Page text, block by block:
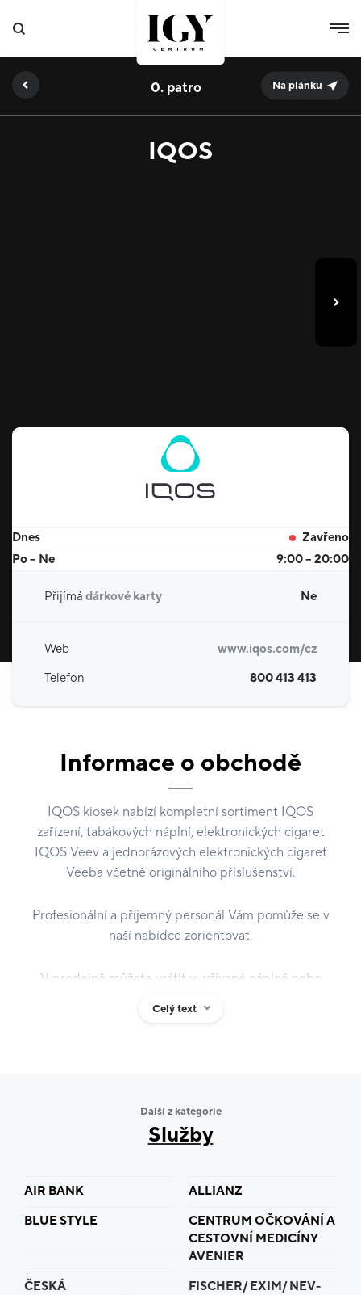
IQOS
0. Na plánku
Dnes
Zavřeno
Po – Ne
9:00 – 20:00
Přijímá dárkové karty Ne
Web
www.iqos.com/cz
Telefon
800 413 413
Informace o obchodě
IQOS kiosek nabízí kompletní sortiment IQOS
zařízení, tabákových náplní, elektronických cigaret
IQOS Veev a jednorázových elektronických cigaret
Veeba včetně originálního příslušenství.
Profesionální a příjemný personál Vám pomůže se v
naší nabídce zorientovat.
V prodejně můžete vrátit využívané náplně nebo
Celý text
Další z kategorie
Služby
AIR BANK
ALLIANZ
BLUE STYLE
CENTRUM OČKOVÁNÍ A
CESTOVNÍ MEDICÍNY
AVENIER
ČESKÁ
FISCHER/ EXIM/ NEV-